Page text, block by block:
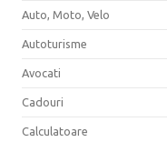
Auto, Moto, Velo
Autoturisme
Avocati
Cadouri
Calculatoare